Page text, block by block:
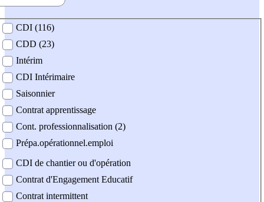
contrat
CDI (116)
CDD (23)
Intérim
CDI Intérimaire
Saisonnier
Contrat apprentissage
Cont. professionnalisation (2)
Prépa.opérationnel.emploi
CDI de chantier ou d'opération
Contrat d'Engagement Educatif
Contrat intermittent